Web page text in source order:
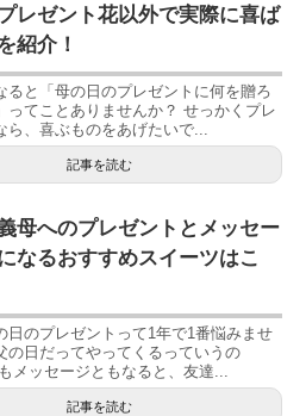
レゼント花以外で実際に喜ば
紹介！
ると「母の日のプレゼントに何を贈ろ
ってことありませんか？ せっかくプレ
ら、喜ぶものをあげたいで...
記事を読む
母へのプレゼントとメッセー
なるおすすめスイーツはこ
日のプレゼントって1年で1番悩みませ
の日だってやってくるっていうの
メッセージともなると、友達...
記事を読む